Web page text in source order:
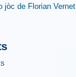
jòc de Florian Vernet